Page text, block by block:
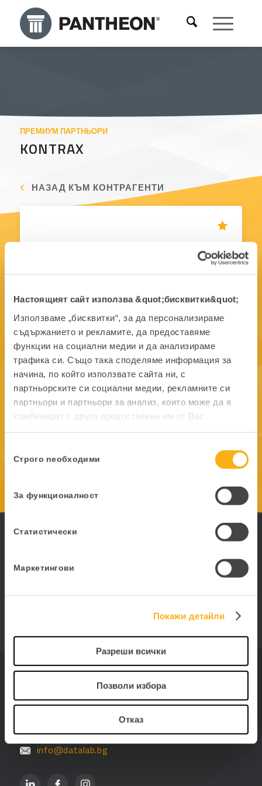
Настоящият сайт използва &quot;бисквитки&quot;
Използваме „бисквитки“, за да персонализираме
съдържанието и рекламите, да предоставяме
функции на социални медии и да анализираме
трафика си. Също така споделяме информация за
начина, по който използвате сайта ни, с
партньорските си социални медии, рекламните си
партньори и партньори за анализ, които може да я
комбинират с друга предоставена им от Вас
наСтрого nеобходими
За функционалност
Статистически
Маркетингови
Покажи детайли
Разреши всички
Позволи избора
Отказ
ПРЕМИУМ ПАРТНЬОРИ
KONTRAX
НАЗАД КЪМ КОНТРАГЕНТИ
t. +359 2 960 97 03
office@kontrax.bg
Местоположение:
1113 София, ул.
Дигитализирайте бизнеса си с услугите на
ДЕЙТАЛАБ БЪЛГАРИЯ ЕООД
бул. Стамболийски 84-86, бул. „Александър
Стамболийски“ 84, ет. 5
1303 София
info@datalab.bg